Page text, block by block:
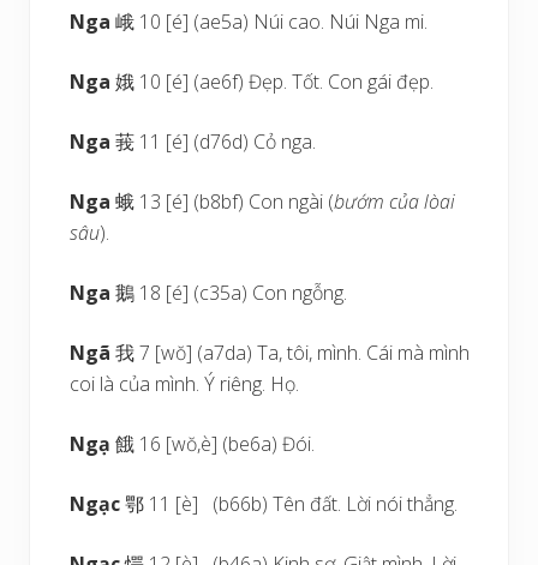
Nga 峨 10 [é] (ae5a) Núi cao. Núi Nga mi.
Nga 娥 10 [é] (ae6f) Đẹp. Tốt. Con gái đẹp.
Nga莪 11 [é] (d76d) Cỏ nga.
Nga蛾 13 [é] (b8bf) Con ngài (bướm của lòai
sâu).
Nga鵝 18 [é] (c35a) Con ngỗng.
Ngã我 7 [wŏ] (a7da) Ta, tôi, mình. Cái mà mình
coi là của mình. Ý riêng. Họ.
Ngạ餓 16 [wŏ,è] (be6a) Đói.
Ngạc鄂 11 [è] (b66b) Tên đất. Lời nói thẳng.